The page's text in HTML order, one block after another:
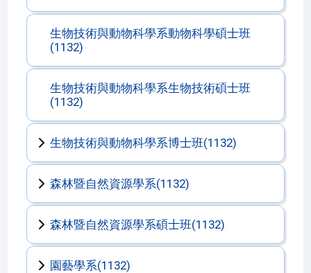
生物技術與動物科學系動物科學碩士班
(1132)
生物技術與動物科學系生物技術碩士班
(1132)
生物技術與動物科學系博士班(1132)
森林暨自然資源學系(1132)
森林暨自然資源學系碩士班(1132)
園藝學系(1132)